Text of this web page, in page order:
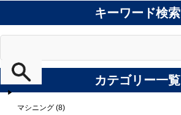
キーワード検索
カテゴリー一覧
マシニング (8)